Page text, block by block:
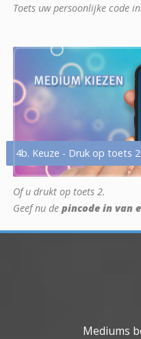
Toets uw persoonlijke code in.
4b. Keuze - Druk op toets
Of u drukt op toets 2.
Geef nu de pincode in van
Mediums